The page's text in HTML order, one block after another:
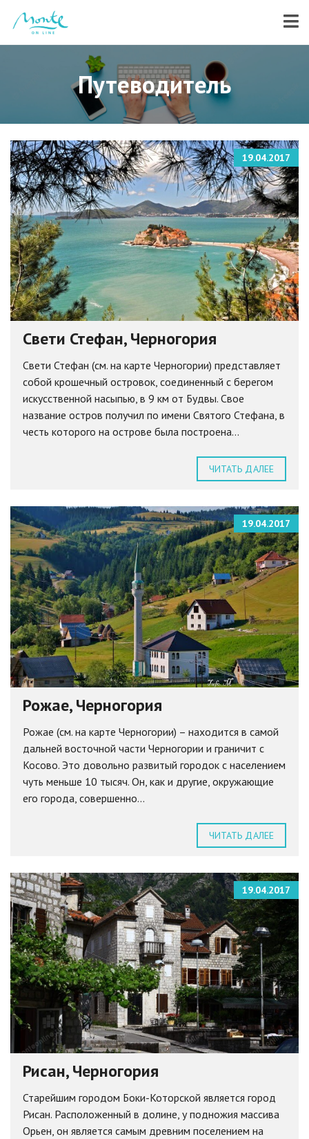
Путеводитель
19.04.2017
Свети Стефан, Черногория
Свети Стефан (см. на карте Черногории) представляет
собой крошечный островок, соединенный с берегом
искусственной насыпью, в 9 км от Будвы. Свое
название остров получил по имени Святого Стефана, в
честь которого на острове была построена...
ЧИТАТЬ ДАЛЕЕ
19.04.2017
Рожае, Черногория
Рожае (см. на карте Черногории) – находится в самой
дальней восточной части Черногории и граничит с
Косово. Это довольно развитый городок с населением
чуть меньше 10 тысяч. Он, как и другие, окружающие
его города, совершенно...
ЧИТАТЬ ДАЛЕЕ
19.04.2017
Рисан, Черногория
Старейшим городом Боки-Которской является город
Рисан. Расположенный в долине, у подножия массива
Орьен, он является самым древним поселением на